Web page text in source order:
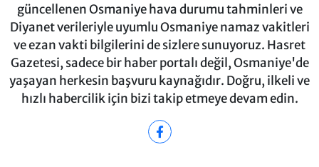
güncellenen Osmaniye hava durumu tahminleri ve
Diyanet verileriyle uyumlu Osmaniye namaz vakitleri
ve ezan vakti bilgilerini de sizlere sunuyoruz. Hasret
Gazetesi, sadece bir haber portalı değil, Osmaniye'de
yaşayan herkesin başvuru kaynağıdır. Doğru, ilkeli ve
hızlı habercilik için bizi takip etmeye devam edin.